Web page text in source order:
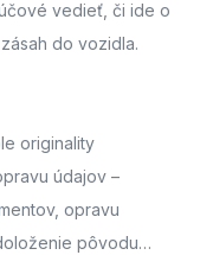
vedieť, či ide o
do vozidla.
originality
údajov –
opravu
pôvodu